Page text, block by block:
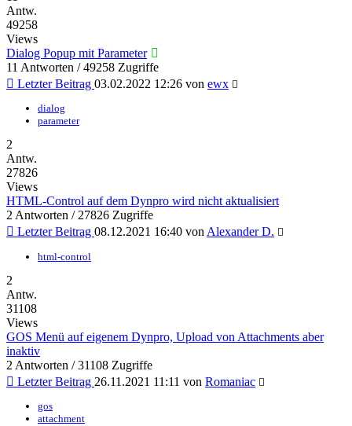
Antw.
49258
Views
Dialog Popup mit Parameter
11 Antworten / 49258 Zugriffe
Letzter Beitrag 03.02.2022 12:26 von ewx
dialog
parameter
2
Antw.
27826
Views
HTML-Control auf dem Dynpro wird nicht aktualisiert
2 Antworten / 27826 Zugriffe
Letzter Beitrag 08.12.2021 16:40 vonAlexander D.
html-control
2
Antw.
31108
Views
GOS Menü auf eigenem Dynpro, Upload von Attachments aber
inaktiv
2 Antworten / 31108 Zugriffe
Letzter Beitrag 26.11.2021 11:11 von Romaniac
gos
attachment